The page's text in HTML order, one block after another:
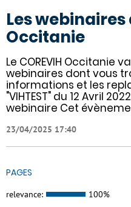
Les webinaires
Occitanie
Le COREVIH Occitanie
webinaires dont vous
informations et les
"VIHTEST" du 12 Avril
webinaire Cet
23/04/2025 17:40
PAGES
relevance: 100%